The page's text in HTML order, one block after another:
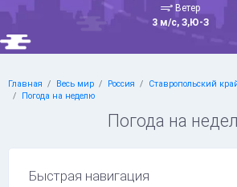
Ветер
3 м/с, З,Ю-З
Главная Весь мир Россия Ставропольский
Погода на неделю
Погода на
Быстрая навигация